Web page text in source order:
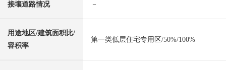
接壤道路情况 －
用途地区/建筑面积比/
容积率
第一类低层住宅专用区/50%/100%